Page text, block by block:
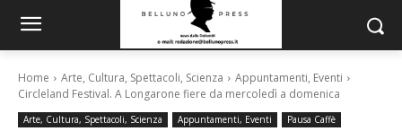
Home Arte, Cultura, Spettacoli, Scienza
Appuntamenti, Eventi
Circleland Festival. A Longarone fiere da mercoledì a domenica
Arte, Cultura, Spettacoli, Scienza Appuntamenti, Eventi Pausa Caffè